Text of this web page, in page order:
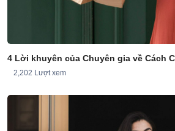
4 Lời khuyên của Chuyên gia về Cách
2,202 Lượt xem